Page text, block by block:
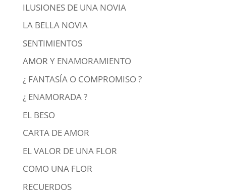
ILUSIONES DE UNA NOVIA
LA BELLA NOVIA
SENTIMIENTOS
AMOR Y ENAMORAMIENTO
¿ FANTASÍA O COMPROMISO ?
¿ ENAMORADA ?
EL BESO
CARTA DE AMOR
EL VALOR DE UNA FLOR
COMO UNA FLOR
RECUERDOS